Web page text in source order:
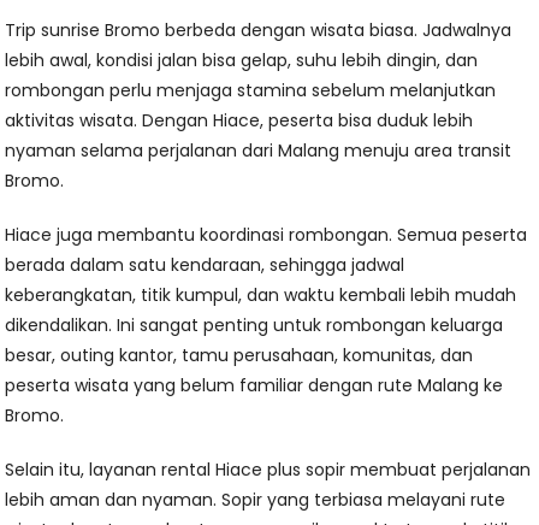
Trip sunrise Bromo berbeda dengan wisata biasa. Jadwalnya
lebih awal, kondisi jalan bisa gelap, suhu lebih dingin, dan
rombongan perlu menjaga stamina sebelum melanjutkan
aktivitas wisata. Dengan Hiace, peserta bisa duduk lebih
nyaman selama perjalanan dari Malang menuju area transit
Bromo.
Hiace juga membantu koordinasi rombongan. Semua peserta
berada dalam satu kendaraan, sehingga jadwal
keberangkatan, titik kumpul, dan waktu kembali lebih mudah
dikendalikan. Ini sangat penting untuk rombongan keluarga
besar, outing kantor, tamu perusahaan, komunitas, dan
peserta wisata yang belum familiar dengan rute Malang ke
Bromo.
Selain itu, layanan rental Hiace plus sopir membuat perjalanan
lebih aman dan nyaman. Sopir yang terbiasa melayani rute